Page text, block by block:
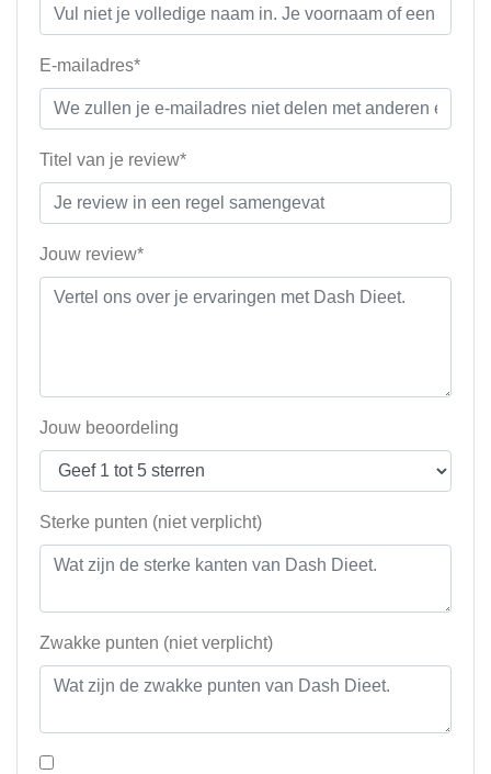
E-mailadres*
Titel van je review*
Jouw review*
Jouw beoordeling
Sterke punten (niet verplicht)
Zwakke punten (niet verplicht)